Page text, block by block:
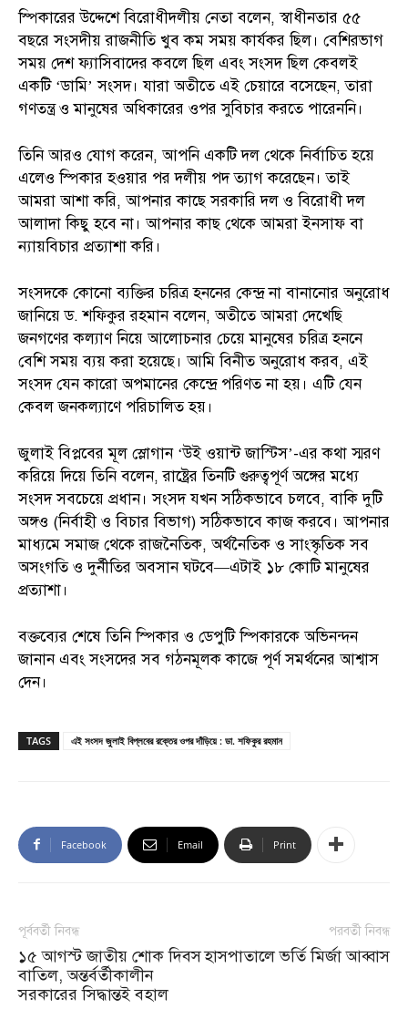
স্পিকারের উদ্দেশে বিরোধীদলীয় নেতা বলেন, স্বাধীনতার ৫৫
বছরে সংসদীয় রাজনীতি খুব কম সময় কার্যকর ছিল। বেশিরভাগ
সময় দেশ ফ্যাসিবাদের কবলে ছিল এবং সংসদ ছিল কেবলই
একটি ‘ডামি’ সংসদ। যারা অতীতে এই চেয়ারে বসেছেন, তারা
গণতন্ত্র ও মানুষের অধিকারের ওপর সুবিচার করতে পারেননি।
তিনি আরও যোগ করেন, আপনি একটি দল থেকে নির্বাচিত হয়ে
এলেও স্পিকার হওয়ার পর দলীয় পদ ত্যাগ করেছেন। তাই
আমরা আশা করি, আপনার কাছে সরকারি দল ও বিরোধী দল
আলাদা কিছু হবে না। আপনার কাছ থেকে আমরা ইনসাফ বা
ন্যায়বিচার প্রত্যাশা করি।
সংসদকে কোনো ব্যক্তির চরিত্র হননের কেন্দ্র না বানানোর অনুরোধ
জানিয়ে ড. শফিকুর রহমান বলেন, অতীতে আমরা দেখেছি
জনগণের কল্যাণ নিয়ে আলোচনার চেয়ে মানুষের চরিত্র হননে
বেশি সময় ব্যয় করা হয়েছে। আমি বিনীত অনুরোধ করব, এই
সংসদ যেন কারো অপমানের কেন্দ্রে পরিণত না হয়। এটি যেন
কেবল জনকল্যাণে পরিচালিত হয়।
জুলাই বিপ্লবের মূল স্লোগান ‘উই ওয়ান্ট জাস্টিস’-এর কথা স্মরণ
করিয়ে দিয়ে তিনি বলেন, রাষ্ট্রের তিনটি গুরুত্বপূর্ণ অঙ্গের মধ্যে
সংসদ সবচেয়ে প্রধান। সংসদ যখন সঠিকভাবে চলবে, বাকি দুটি
অঙ্গও (নির্বাহী ও বিচার বিভাগ) সঠিকভাবে কাজ করবে। আপনার
মাধ্যমে সমাজ থেকে রাজনৈতিক, অর্থনৈতিক ও সাংস্কৃতিক সব
অসংগতি ও দুর্নীতির অবসান ঘটবে—এটাই ১৮ কোটি মানুষের
প্রত্যাশা।
বক্তব্যের শেষে তিনি স্পিকার ও ডেপুটি স্পিকারকে অভিনন্দন
জানান এবং সংসদের সব গঠনমূলক কাজে পূর্ণ সমর্থনের আশ্বাস
দেন।
TAGS এই সংসদ জুলাই বিপ্লবের রক্তের ওপর দাঁড়িয়ে : ডা. শফিকুর রহমান
Facebook Email Print
পূর্ববর্তী নিবন্ধ
১৫ আগস্ট জাতীয় শোক দিবস
বাতিল, অন্তর্বর্তীকালীন
সরকারের সিদ্ধান্তই বহাল
পরবর্তী নিবন্ধ
হাসপাতালে ভর্তি মির্জা আব্বাস